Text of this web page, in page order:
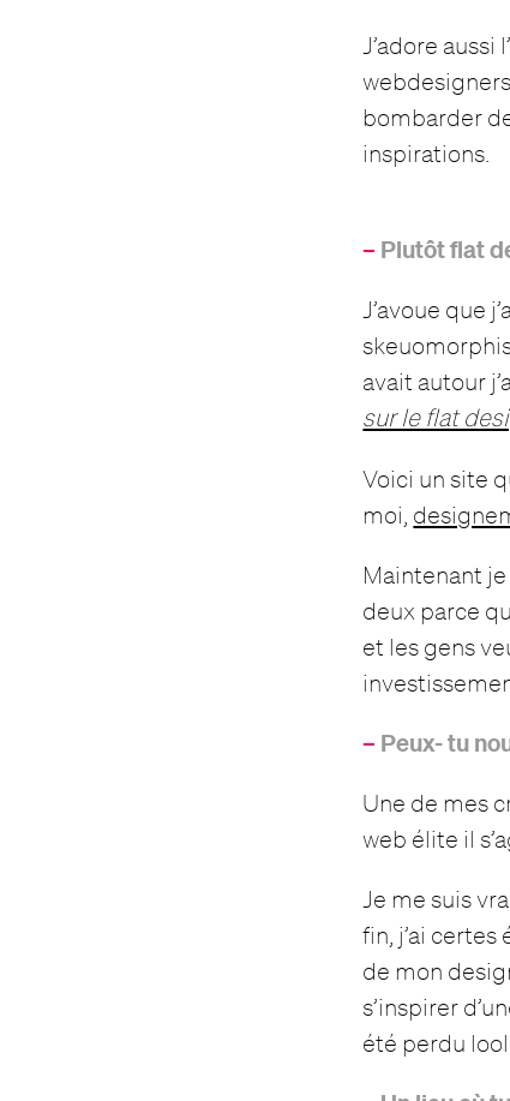
J’adore
bombarder
inspirations.
– Plutôt flat
J’avoue que
avait autour
sur le flat
Voici un site
moi,
Maintenant
deux parce
et les gens
– Peux- tu
Une de mes
web élite il
Je me suis
fin, j’ai
de mon
s’inspirer
été perdu lool.